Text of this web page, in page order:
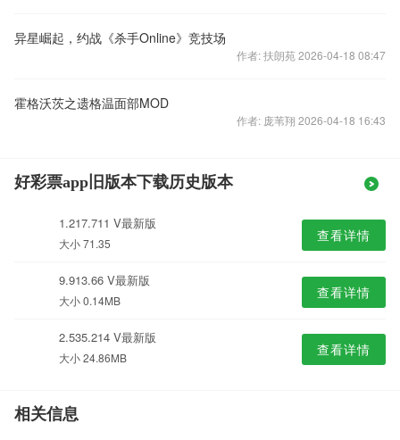
异星崛起，约战《杀手Online》竞技场
作者: 扶朗苑 2026-04-18 08:47
霍格沃茨之遗格温面部MOD
作者: 庞苇翔 2026-04-18 16:43
好彩票app旧版本下载历史版本
1.217.711 V最新版
大小 71.35 查看详情
9.913.66 V最新版
大小 0.14MB 查看详情
2.535.214 V最新版
大小 24.86MB 查看详情
相关信息